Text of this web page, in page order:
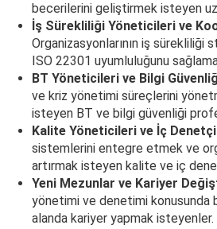
becerilerini geliştirmek isteyen
İş Sürekliliği Yöneticileri ve
Organizasyonlarının iş
ISO 22301 uyumluluğunu
BT Yöneticileri ve Bilgi
ve kriz yönetimi süreçlerini
isteyen BT ve bilgi güvenliği
Kalite Yöneticileri ve İç
sistemlerini entegre etmek ve
artırmak isteyen kalite ve iç
Yeni Mezunlar ve Kariyer
yönetimi ve denetimi konusunda
alanda kariyer yapmak isteyenler.